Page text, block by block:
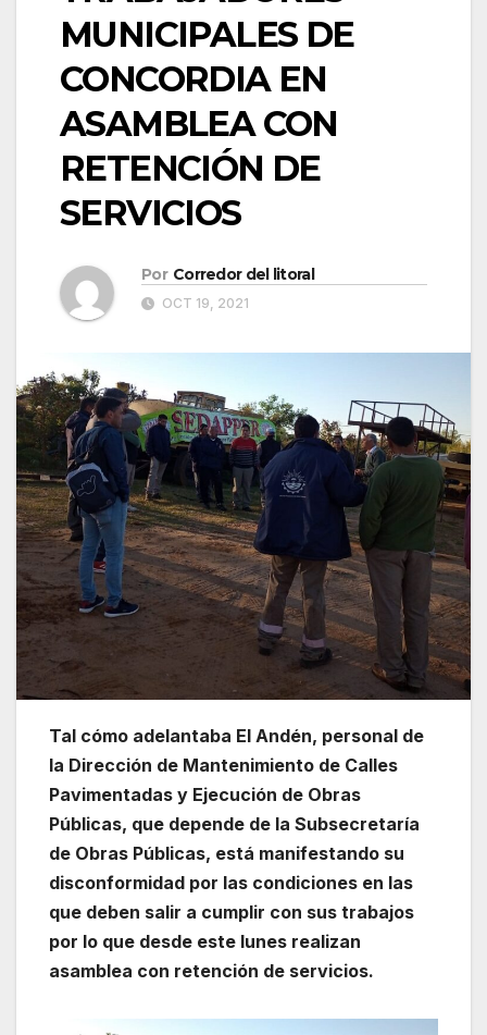
MUNICIPALES DE
CONCORDIA EN
ASAMBLEA CON
RETENCIÓN DE
SERVICIOS
Por Corredor del litoral
OCT 19, 2021
Tal cómo adelantaba El Andén, personal de
la Dirección de Mantenimiento de Calles
Pavimentadas y Ejecución de Obras
Públicas, que depende de la Subsecretaría
de Obras Públicas, está manifestando su
disconformidad por las condiciones en las
que deben salir a cumplir con sus trabajos
por lo que desde este lunes realizan
asamblea con retención de servicios.